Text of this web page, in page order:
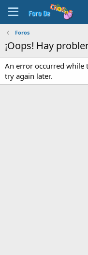
Foros
¡Oops! Hay
An error occurred while
try again later.